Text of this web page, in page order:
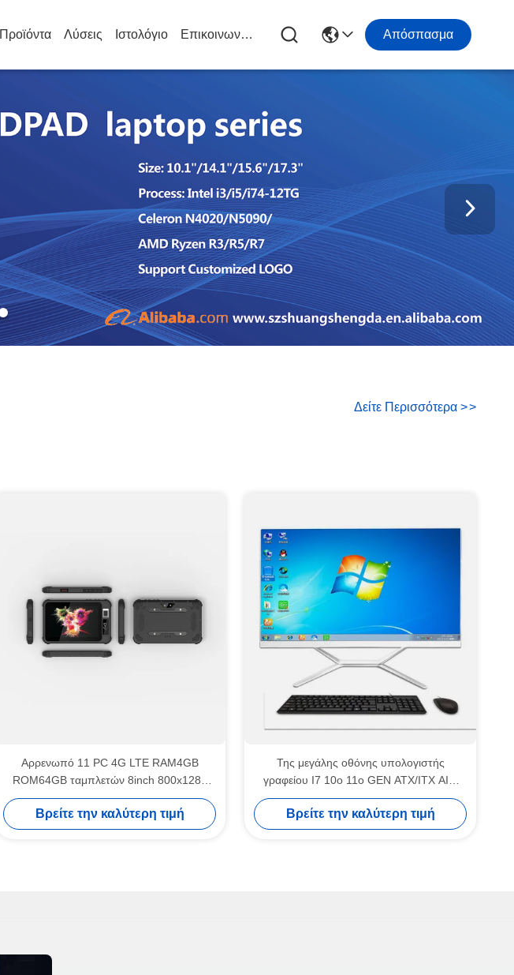
Προϊόντα Λύσεις Ιστολόγιο Επικοινωνήστε Μαζί Μας Απόσπασμα
Δείτε Περισσότερα >>
Αρρενωπό 11 PC 4G LTE RAM4GB
ROM64GB ταμπλετών 8inch 800x1280
πλήρως τραχύ με NFC RFID
Βρείτε την καλύτερη τιμή
Της μεγάλης οθόνης υπολογιστής
γραφείου I7 10ο 11ο GEN ATX/ITX AIO
όλοι στους προσωπικούς υπολογιστές
γραφείου ένα
Βρείτε την καλύτερη τιμή